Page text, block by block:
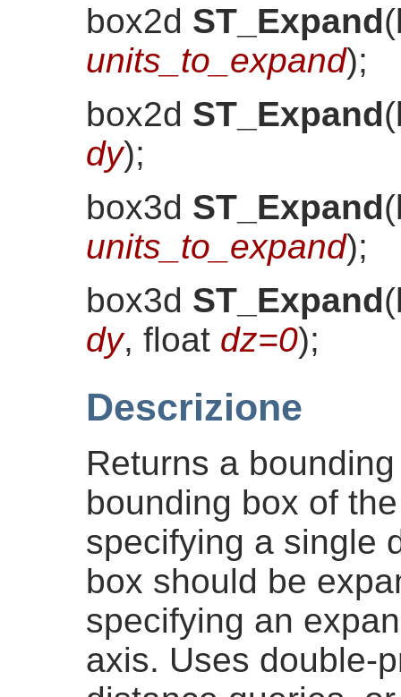
box2d ST_Expand(
units_to_expand);
box2d ST_Expand(
dy);
box3d ST_Expand(
units_to_expand);
box3d ST_Expand(
dy, float dz=0);
Descrizione
Returns a
bounding box of
specifying a single
box should be
specifying an
axis. Uses double-